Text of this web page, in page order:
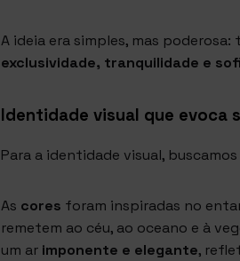
A ideia era simples, mas
exclusividade, tranquilidade e
Identidade visual que evoca
Para a identidade visual,
As cores foram inspiradas no
remetem ao céu, ao oceano e à
um ar imponente e elegante,